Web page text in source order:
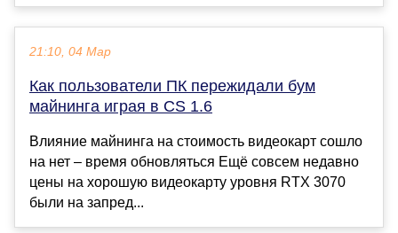
21:10, 04 Мар
Как пользователи ПК пережидали бум
майнинга играя в CS 1.6
Влияние майнинга на стоимость видеокарт сошло
на нет – время обновляться Ещё совсем недавно
цены на хорошую видеокарту уровня RTX 3070
были на запред...